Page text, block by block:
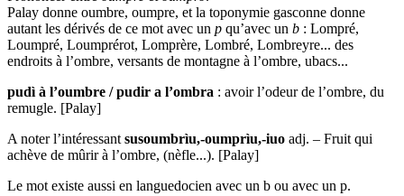
Palay donne oumbre, oumpre, et la toponymie gasconne donne
autant les dérivés de ce mot avec un p qu’avec un b : Lompré,
Loumpré, Loumprérot, Lomprère, Lombré, Lombreyre... des
endroits à l’ombre, versants de montagne à l’ombre, ubacs...
pudì à l’oumbre / pudir a l’ombra : avoir l’odeur de l’ombre, du
remugle. [Palay]
A noter l’intéressant susoumbrìu,-oumprìu,-iuo adj. – Fruit qui
achève de mûrir à l’ombre, (nèfle...). [Palay]
Le mot existe aussi en languedocien avec un b ou avec un p.